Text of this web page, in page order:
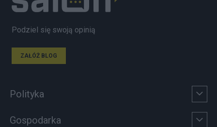
Podziel się swoją opinią
ZAŁÓŻ BLOG
Polityka
Gospodarka